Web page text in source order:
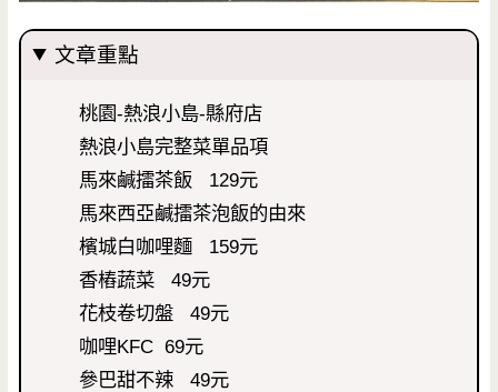
文章重點
桃園-熱浪小島-縣府店
熱浪小島完整菜單品項
馬來鹹擂茶飯 129元
馬來西亞鹹擂茶泡飯的由來
檳城白咖哩麵 159元
香樁蔬菜 49元
花枝卷切盤 49元
咖哩KFC 69元
參巴甜不辣 49元